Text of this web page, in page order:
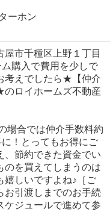
ーホン
市千種区上野１丁目
購入で費用を少しで
考えでしたら★【仲介
ロイホームズ不動産
場合では仲介手数料約
！とってもお得にご
、節約できた資金でい
のを買えてしまうのは
嬉しいですよね♪［ご
お引渡しまでのお手続
ケジュールで進めて参